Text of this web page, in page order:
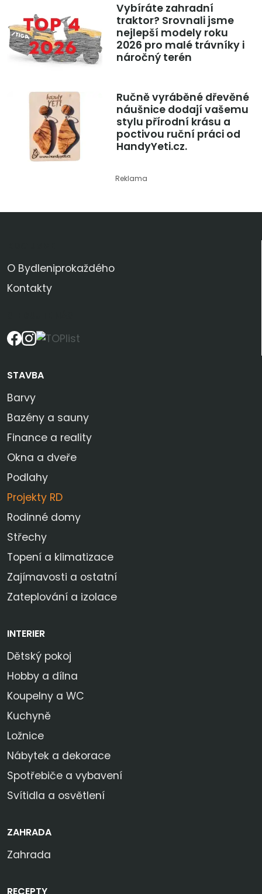
Vybíráte zahradní
traktor? Srovnali jsme
nejlepší modely roku
2026 pro malé trávníky i
náročný terén
Ručně vyráběné dřevěné
náušnice dodají vašemu
stylu přírodní krásu a
poctivou ruční práci od
HandyYeti.cz.
Reklama
O Bydleniprokaždého
Kontakty
STAVBA
Barvy
Bazény a sauny
Finance a reality
Okna a dveře
Podlahy
Projekty RD
Rodinné domy
Střechy
Topení a klimatizace
Zajímavosti a ostatní
Zateplování a izolace
INTERIER
Dětský pokoj
Hobby a dílna
Koupelny a WC
Kuchyně
Ložnice
Nábytek a dekorace
Spotřebiče a vybavení
Svítidla a osvětlení
ZAHRADA
Zahrada